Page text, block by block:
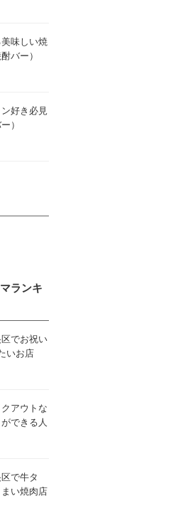
味しい焼
バー）
好き必見
）
ランキ
でお祝い
いお店
アウトな
できる人
で牛タ
い焼肉店